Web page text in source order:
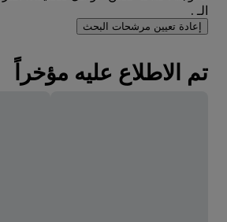
الـ .
إعادة تعيين مرشحات البحث
تم الاطلاع عليه مؤخراً